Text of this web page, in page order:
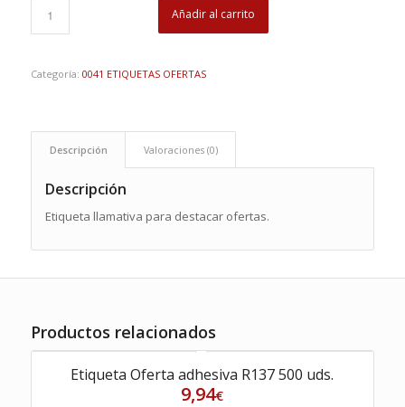
Añadir al carrito
Categoría: 0041 ETIQUETAS OFERTAS
Descripción Valoraciones (0)
Descripción
Etiqueta llamativa para destacar ofertas.
Productos relacionados
Etiqueta Oferta adhesiva R137 500 uds.
9,94€